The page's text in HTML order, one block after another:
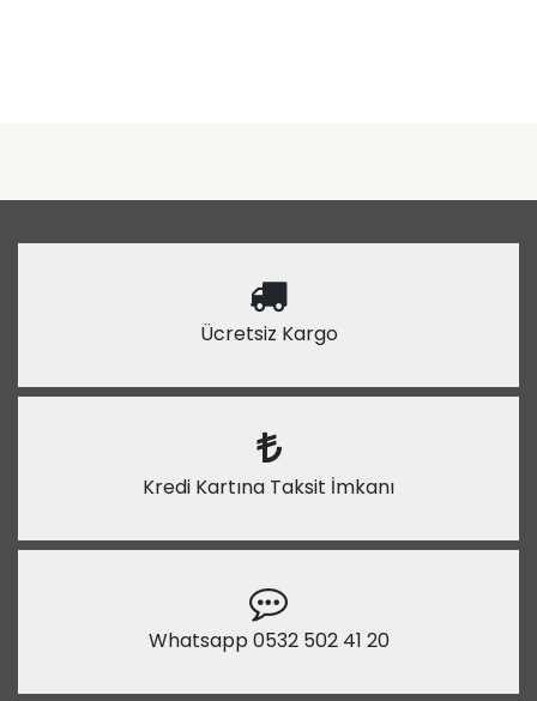
Ücretsiz Kargo
Kredi Kartına Taksit İmkanı
Whatsapp 0532 502 41 20